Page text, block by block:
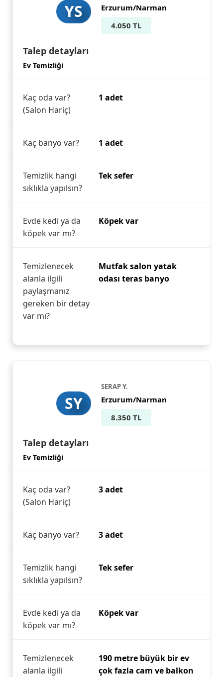
YS
Erzurum/Narman
4.050 TL
Talep detayları
Ev Temizliği
Kaç oda var?
(Salon Hariç)
1 adet
Kaç banyo var? 1 adet
Temizlik hangi
sıklıkla yapılsın?
Tek sefer
Evde kedi ya da
köpek var mı?
Köpek var
Temizlenecek
alanla ilgili
paylaşmanız
gereken bir detay
var mı?
Mutfak salon yatak
odası teras banyo
SY
SERAP Y.
Erzurum/Narman
8.350 TL
Talep detayları
Ev Temizliği
Kaç oda var?
(Salon Hariç)
3 adet
Kaç banyo var? 3 adet
Temizlik hangi
sıklıkla yapılsın?
Tek sefer
Evde kedi ya da
köpek var mı?
Köpek var
Temizlenecek
alanla ilgili
190 metre büyük bir ev
çok fazla cam ve balkon